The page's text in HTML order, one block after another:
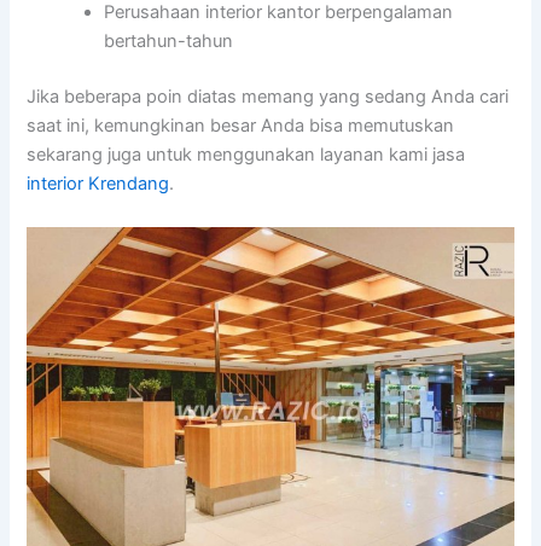
Perusahaan interior kantor berpengalaman
bertahun-tahun
Jika beberapa poin diatas memang yang sedang Anda cari
saat ini, kemungkinan besar Anda bisa memutuskan
sekarang juga untuk menggunakan layanan kami jasa
interior Krendang.